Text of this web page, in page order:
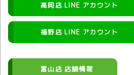
高岡店 LINE アカウント
福野店 LINE アカウント
富山店 店舗情報